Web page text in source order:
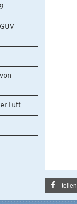
Luft
teilen